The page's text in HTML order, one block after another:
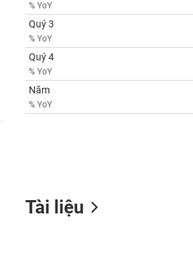
% YoY
Quý 3
% YoY
Quý 4
% YoY
Năm
% YoY
Tài liệu